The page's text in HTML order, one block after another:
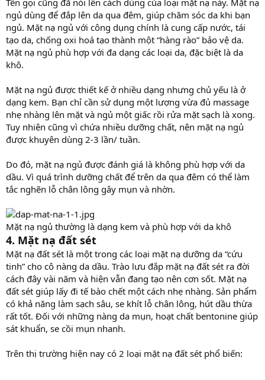
ngủ dùng để đắp lên da qua đêm, giúp chăm sóc da khi bạn
ngủ. Mặt nạ ngủ với công dụng chính là cung cấp nước, tái
tạo da, chống oxi hoá tạo thành một “hàng rào” bảo vệ da.
Mặt nạ ngủ phù hợp với đa dạng các loại da, đặc biệt là da
khô.
Mặt nạ ngủ được thiết kế ở nhiều dạng nhưng chủ yếu là ở
dạng kem. Bạn chỉ cần sử dụng một lượng vừa đủ massage
nhẹ nhàng lên mặt và ngủ một giấc rồi rửa mặt sạch là xong.
Tuy nhiên cũng vì chứa nhiều dưỡng chất, nên mặt nạ ngủ
được khuyên dùng 2-3 lần/ tuần.
Do đó, mặt nạ ngủ được đánh giá là không phù hợp với da
dầu. Vì quá trình dưỡng chất để trên da qua đêm có thể làm
tắc nghẽn lỗ chân lông gây mụn và nhờn.
Mặt nạ ngủ thường là dạng kem và phù hợp với da khô
4. Mặt nạ đất sét
Mặt nạ đất sét là một trong các loại mặt nạ dưỡng da “cứu
tinh” cho cô nàng da dầu. Trào lưu đắp mặt nạ đất sét ra đời
cách đây vài năm và hiện vẫn đang tạo nên cơn sốt. Mặt nạ
đất sét giúp lấy đi tế bào chết một cách nhẹ nhàng. Sản phẩm
có khả năng làm sạch sâu, se khít lỗ chân lông, hút dầu thừa
rất tốt. Đối với những nàng da mụn, hoạt chất bentonine giúp
sát khuẩn, se cồi mụn nhanh.
Trên thị trường hiện nay có 2 loại mặt nạ đất sét phổ biến: